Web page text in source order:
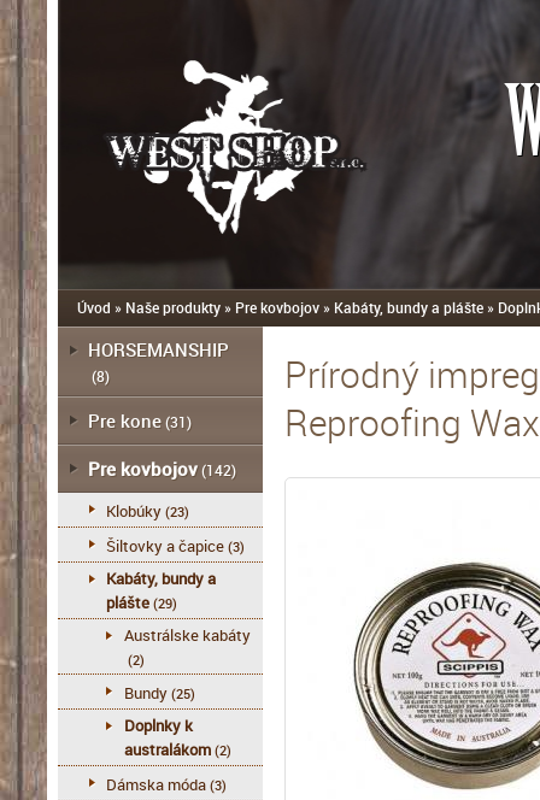
Úvod » Naše produkty» Pre kovbojov» Kabáty, bundy a plášte»
Prírodný
Reproofing
HORSEMANSHIP
(8)
Pre kone(31)
Pre kovbojov(142)
Klobúky (23)
Šiltovky a čapice (3)
Kabáty, bundy a
plášte (29)
Austrálske kabáty
(2)
Bundy (25)
Doplnky k
australákom (2)
Dámska móda (3)